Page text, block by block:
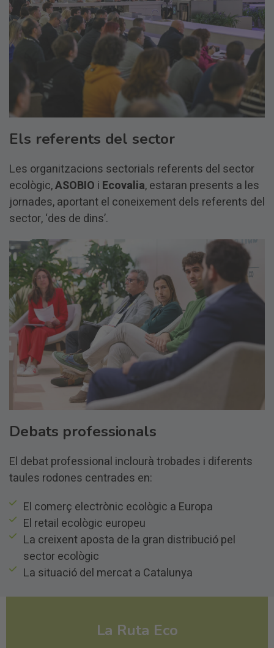
Els referents del sector
Les organitzacions sectorials referents del sector
ecològic,ASOBIO i Ecovalia, estaran presents a les
jornades, aportant el coneixement dels referents del
sector, ‘des de dins’.
Debats professionals
El debat professional inclourà trobades i diferents
taules rodones centrades en:
El comerç electrònic ecològic a Europa
El retail ecològic europeu
La creixent aposta de la gran distribució pel
sector ecològic
La situació del mercat a Catalunya
La Ruta Eco